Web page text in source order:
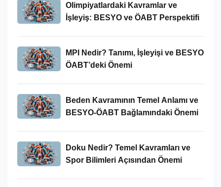
Olimpiyatlardaki Kavramlar ve
İşleyiş: BESYO ve ÖABT Perspektifi
MPI Nedir? Tanımı, İşleyişi ve BESYO
ÖABT’deki Önemi
Beden Kavramının Temel Anlamı ve
BESYO-ÖABT Bağlamındaki Önemi
Doku Nedir? Temel Kavramları ve
Spor Bilimleri Açısından Önemi